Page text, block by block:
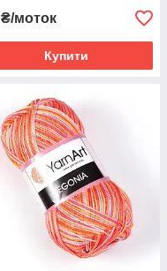
₴/моток
Купити